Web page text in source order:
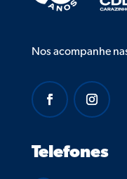
Nos acompanhe
Telefones